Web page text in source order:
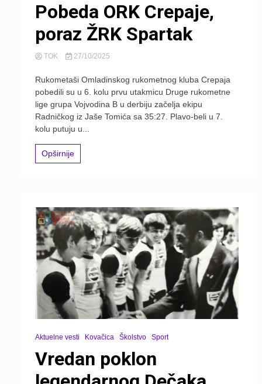
Pobeda ORK Crepaje,
poraz ŽRK Spartak
TOK 27/10/2025
Rukometaši Omladinskog rukometnog kluba Crepaja
pobedili su u 6. kolu prvu utakmicu Druge rukometne
lige grupa Vojvodina B u derbiju začelja ekipu
Radničkog iz Jaše Tomića sa 35:27. Plavo-beli u 7.
kolu putuju u...
Opširnije
Aktuelne vesti Kovačica Školstvo Sport
Vredan poklon